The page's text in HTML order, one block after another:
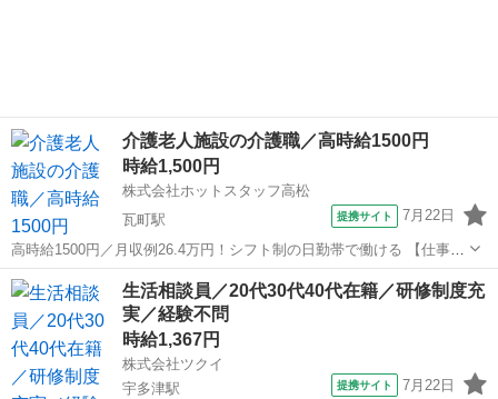
介護老人施設の介護職／高時給1500円
時給1,500円
株式会社ホットスタッフ高松
瓦町駅
提携サイト 7月22日
高時給1500円／月収例26.4万円！シフト制の日勤帯で働ける 【仕事内
容】 ----------------------------------------- ＜ 作業内容 ＞ 施設内での介護
業務全般をお願いします...
香川 瓦町駅
生活相談員／20代30代40代在籍／研修制度充
実／経験不問
時給1,367円
株式会社ツクイ
宇多津駅
提携サイト 7月22日